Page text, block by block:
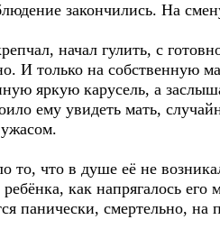
закончились. На
начал гулить, с
И только на собственную
яркую карусель, а
ему увидеть мать,
то, что в душе её не
как напрягалось
панически, смертельно, на